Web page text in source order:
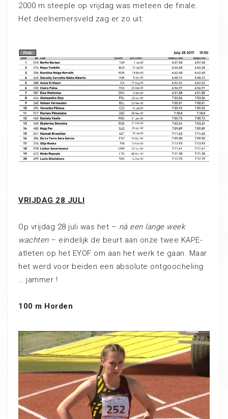
2000 m steeple op vrijdag was meteen de finale.
Het deelnemersveld zag er zo uit:
VRIJDAG 28 JULI
Op vrijdag 28 juli was het – nà een lange week
wachten– eindelijk de beurt aan onze twee KAPE-
atleten op het EYOF om aan het werk te gaan. Maar
het werd voor beiden een absolute ontgoocheling
… jammer !
100 m Horden